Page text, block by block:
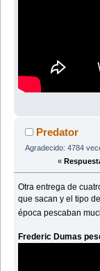
Predator
Agradecido: 4784
«
Otra entrega de
que sacan y el tipo
época pescaban
Frederic Dumas